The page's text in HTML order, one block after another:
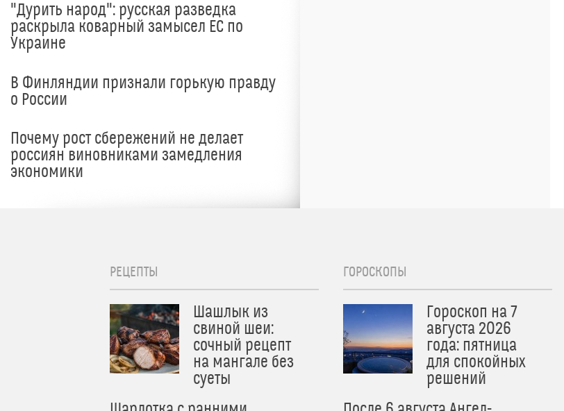
"Дурить народ": русская разведка
раскрыла коварный замысел ЕС по
Украине
В Финляндии признали горькую правду
о России
Почему рост сбережений не делает
россиян виновниками замедления
экономики
РЕЦЕПТЫ
Шашлык из
свиной шеи:
сочный рецепт
на мангале без
суеты
ГОРОСКОПЫ
Гороскоп на 7
августа 2026
года: пятница
для спокойных
решений